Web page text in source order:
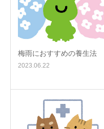
梅雨におすすめの養生法
2023.06.22